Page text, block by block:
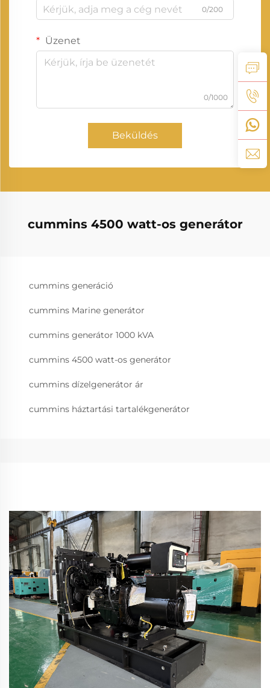
0/200
Üzenet
0/1000
Beküldés
cummins 4500 watt-os generátor
cummins generáció
cummins Marine generátor
cummins generátor 1000 kVA
cummins 4500 watt-os generátor
cummins dízelgenerátor ár
cummins háztartási tartalékgenerátor